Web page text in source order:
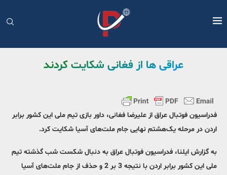
عراقی ها از فغانی شکایت کردند
فدراسیون فوتبال عراق از علیرضا فغانی، داور بازی تیم ملی این کشور برابر
اردن در مرحله یک‌هشتم نهایی جام ملت‌های آسیا شکایت کرد.
به گزارش ایلنا، فدراسیون فوتبال عراق به دنبال شکست شب گذشته تیم
ملی این کشور برابر اردن با نتیجه 3 بر 2 و حذف از جام ملت‌های آسیا